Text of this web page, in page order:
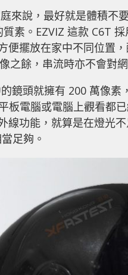
來說，最好就是體積不
素。EZVIZ 這款 C6T
便擺放在家中不同位置
之餘，串流時亦不會對
鏡頭就擁有 200 萬像
板電腦或電腦上觀看都
線功能，就算是在燈光
足夠。